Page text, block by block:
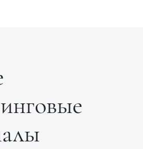
что вы не робот